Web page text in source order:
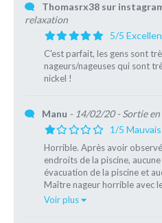
Thomasrx38 sur
relaxation
5/5
C'est parfait, les gens sont
nageurs/nageuses qui sont
nickel !
Manu - 14/02/20- Sortie
1/5 Mauvais
Horrible. Après avoir
endroits de la piscine,
évacuation de la piscine et
Maître nageur horrible avec
Voir plus